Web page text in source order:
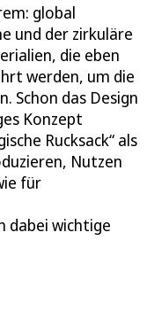
global
und der zirkuläre
die eben
werden, um die
Schon das Design
Konzept
Rucksack“ als
Nutzen
für
dabei wichtige